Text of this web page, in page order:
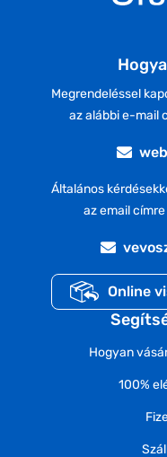
Megrendeléssel
az alábbi e-mail
Általános
az email
Online
Hogyan
100%